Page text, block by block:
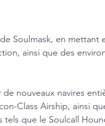
Soulmask, en mettant
ainsi que des
nouveaux navires
Class Airship, ainsi
que le Soulcall